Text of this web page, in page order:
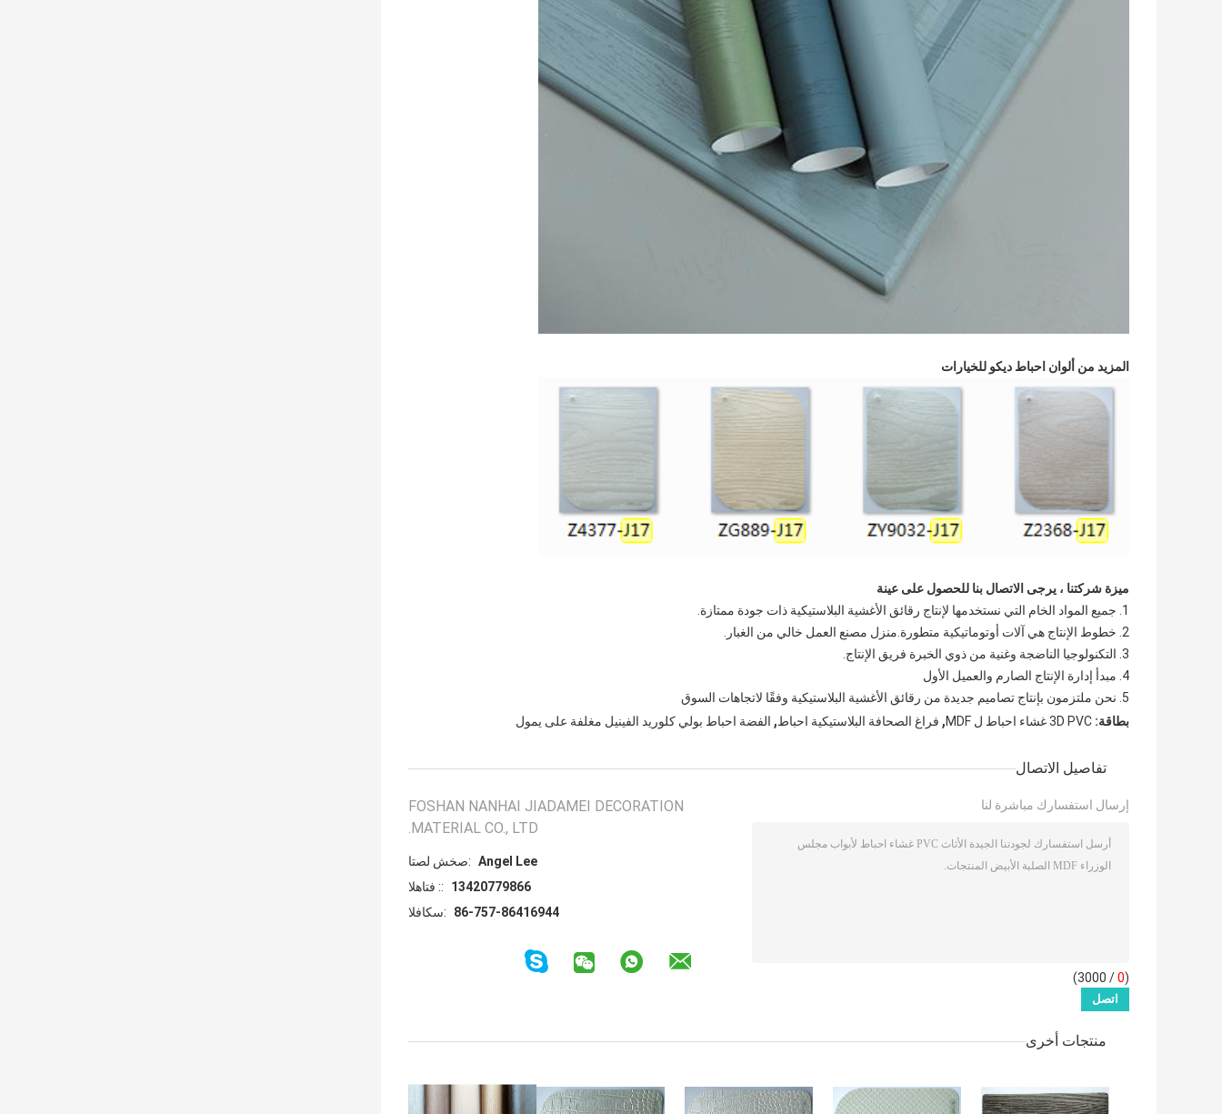
المزيد من ألوان احباط ديكو للخيارات
ميزة شركتنا ، يرجى الاتصال بنا للحصول على عينة
1. جميع المواد الخام التي نستخدمها لإنتاج رقائق الأغشية البلاستيكية ذات جودة ممتازة.
2. خطوط الإنتاج هي آلات أوتوماتيكية متطورة.منزل مصنع العمل خالي من الغبار.
3. التكنولوجيا الناضجة وغنية من ذوي الخبرة فريق الإنتاج.
4. مبدأ إدارة الإنتاج الصارم والعميل الأول
5. نحن ملتزمون بإنتاج تصاميم جديدة من رقائق الأغشية البلاستيكية وفقًا لاتجاهات السوق
بطاقة: 3D PVC غشاء احباط ل MDF , فراغ الصحافة البلاستيكية احباط, الفضة احباط بولي كلوريد الفينيل مغلفة على يمول
تفاصيل الاتصال
FOSHAN NANHAI JIADAMEI DECORATION
MATERIAL CO., LTD.
اتصل شخص: Angel Lee
الهاتف ::
13420779866
الفاكس:
86-757-86416944
إرسال استفسارك مباشرة لنا
(
0
/ 3000)
منتجات أخرى